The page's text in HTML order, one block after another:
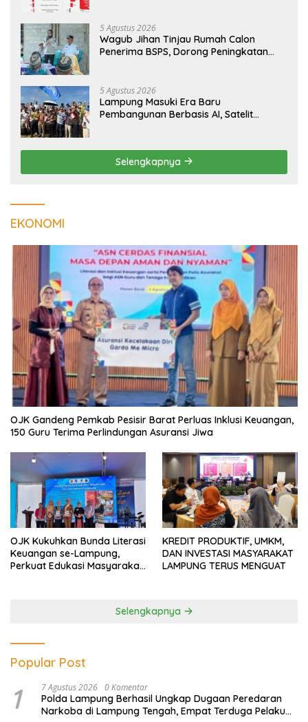
5 Agustus 2026
Wagub Jihan Tinjau Rumah Calon
Penerima BSPS, Dorong Peningkatan
5 Agustus 2026
Lampung Masuki Era Baru
Pembangunan Berbasis AI, Satelit
Selengkapnya
EKONOMI
OJK Gandeng Pemkab Pesisir Barat Perluas Inklusi Keuangan,
150 Guru Terima Perlindungan Asuransi Jiwa
OJK Kukuhkan Bunda Literasi
Keuangan se-Lampung,
Perkuat Edukasi Masyarakat
KREDIT PRODUKTIF, UMKM,
DAN INVESTASI MASYARAKAT
LAMPUNG TERUS MENGUAT
Selengkapnya
Popular Post
1 7 Agustus 2026 0 Komentar
Polda Lampung Berhasil Ungkap Dugaan Peredaran
Narkoba di Lampung Tengah, Empat Terduga Pelaku